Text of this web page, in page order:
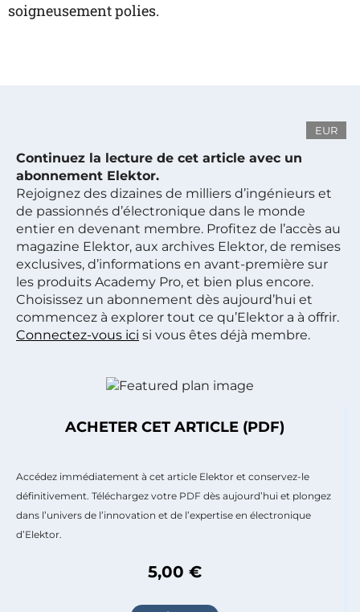
soigneusement polies.
EUR
Continuez la lecture de cet article avec un
abonnement Elektor.
Rejoignez des dizaines de milliers d’ingénieurs et
de passionnés d’électronique dans le monde
entier en devenant membre. Profitez de l’accès au
magazine Elektor, aux archives Elektor, de remises
exclusives, d’informations en avant-première sur
les produits Academy Pro, et bien plus encore.
Choisissez un abonnement dès aujourd’hui et
commencez à explorer tout ce qu’Elektor a à offrir.
Connectez-vous ici si vous êtes déjà membre.
ACHETER CET ARTICLE (PDF)
Accédez immédiatement à cet article Elektor et conservez-le
définitivement. Téléchargez votre PDF dès aujourd’hui et plongez
dans l’univers de l’innovation et de l’expertise en électronique
d’Elektor.
5,00 €